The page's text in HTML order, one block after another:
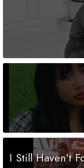
I Still Haven't